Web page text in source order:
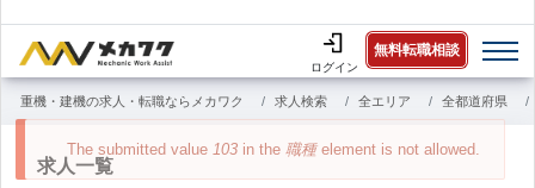
ログイン
無料転職相談
重機・建機の求人・転職ならメカワク 求人検索 全エリア 全都道府県
求人一覧
エ
ラ
The submitted value 103 in the 職種element is not allowed.